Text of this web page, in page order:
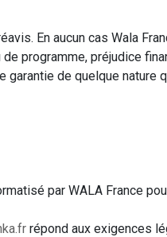
En aucun cas Wala
programme, préjudice
de quelque nature
par WALA France
répond aux exigences